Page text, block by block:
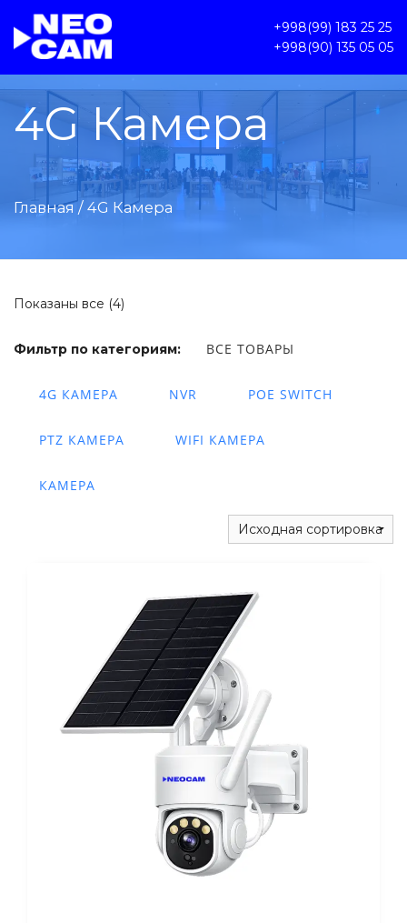
+998(99) 183 25 25
+998(90) 135 05 05
4G Камера
Главная/ 4G Камера
Показаны все (4)
Фильтр по категориям:
4G КАМЕРА NVR POE SWITCH
PTZ КАМЕРА WIFI КАМЕРА
ВСЕ ТОВАРЫ
КАМЕРА